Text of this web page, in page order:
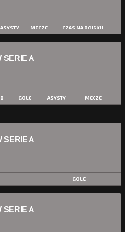
ASYSTY MECZE CZAS NA BOISKU
SERIE A
GOLE ASYSTY MECZE
SERIE A
GOLE
SERIE A